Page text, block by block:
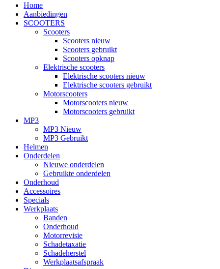
Home
Aanbiedingen
SCOOTERS
Scooters
Scooters nieuw
Scooters gebruikt
Scooters opknap
Elektrische scooters
Elektrische scooters nieuw
Elektrische scooters gebruikt
Motorscooters
Motorscooters nieuw
Motorscooters gebruikt
MP3
MP3 Nieuw
MP3 Gebruikt
Helmen
Onderdelen
Nieuwe onderdelen
Gebruikte onderdelen
Onderhoud
Accessoires
Specials
Werkplaats
Banden
Onderhoud
Motorrevisie
Schadetaxatie
Schadeherstel
Werkplaatsafspraak